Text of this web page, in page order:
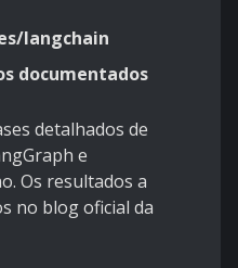
langchain
documentados
detalhados de
e
Os resultados a
no blog oficial da